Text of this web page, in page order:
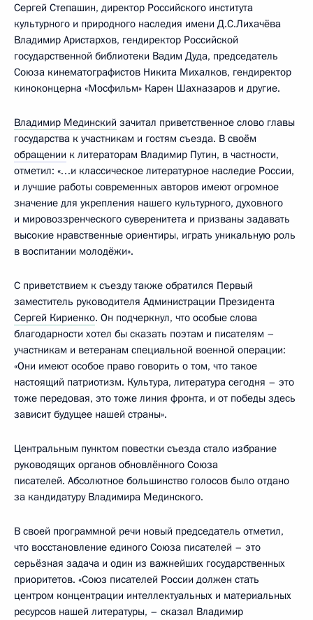
Сергей Степашин, директор Российского института
культурного и природного наследия имени Д.С.Лихачёва
Владимир Аристархов, гендиректор Российской
государственной библиотеки Bадим Дуда, председатель
Союза кинематографистов Никита Михалков, гендиректор
киноконцерна «Мосфильм» Карен Шахназаров и другие.
Владимир Мединский зачитал приветственное слово главы
государства к участникам и гостям съезда. В своём
обращении к литераторам Владимир Путин, в частности,
отметил: «…и классическое литературное наследие России,
и лучшие работы современных авторов имеют огромное
значение для укрепления нашего культурного, духовного
и мировоззренческого суверенитета и призваны задавать
высокие нравственные ориентиры, играть уникальную роль
в воспитании молодёжи».
С приветствием к съезду также обратился Первый
заместитель руководителя Администрации Президента
Сергей Кириенко. Он подчеркнул, что особые слова
благодарности хотел бы сказать поэтам и писателям –
участникам и ветеранам специальной военной операции:
«Они имеют особое право говорить о том, что такое
настоящий патриотизм. Культура, литература сегодня – это
тоже передовая, это тоже линия фронта, и от победы здесь
зависит будущее нашей страны».
Центральным пунктом повестки съезда стало избрание
руководящих органов обновлённого Союза
писателей. Абсолютное большинство голосов было отдано
за кандидатуру Владимира Мединского.
В своей программной речи новый председатель отметил,
что восстановление единого Союза писателей – это
серьёзная задача и один из важнейших государственных
приоритетов. «Союз писателей России должен стать
центром концентрации интеллектуальных и материальных
ресурсов нашей литературы, – сказал Владимир